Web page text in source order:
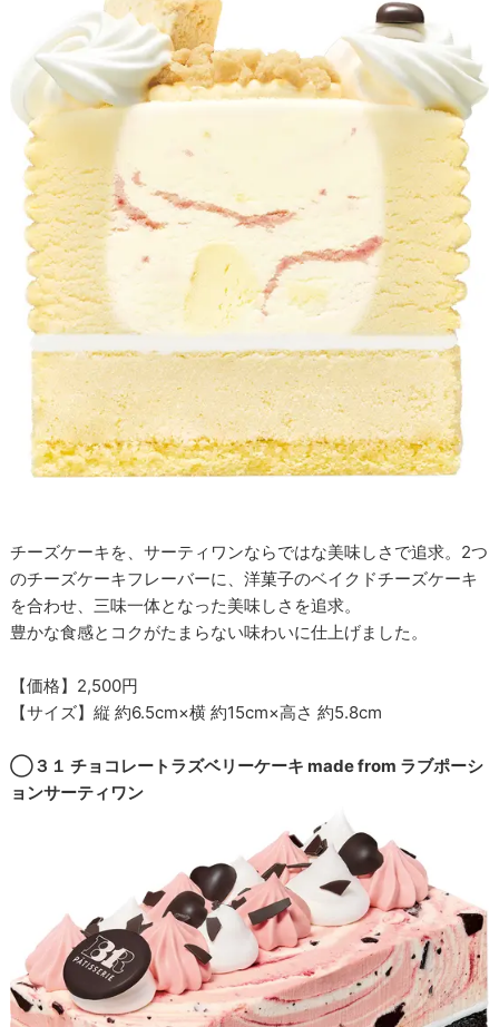
チーズケーキを、サーティワンならではな美味しさで追求。2つ
のチーズケーキフレーバーに、洋菓子のベイクドチーズケーキ
を合わせ、三味一体となった美味しさを追求。
豊かな食感とコクがたまらない味わいに仕上げました。
【価格】2,500円
【サイズ】縦 約6.5cm×横 約15cm×高さ 約5.8cm
◯３１ チョコレートラズベリーケーキ made from ラブポーシ
ョンサーティワン